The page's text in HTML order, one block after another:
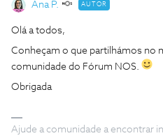
Ana P. AUTOR
Olá a todos,
Conheçam o que partilhámos no
comunidade do Fórum NOS.
Obrigada
Ajude a comunidade a encontrar